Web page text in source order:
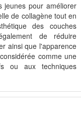
jeunes pour améliorer
de collagène tout en
des couches
de réduire
ainsi que l'apparence
comme une
ou aux techniques